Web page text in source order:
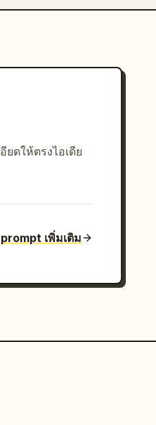
ยดให้ตรงไอเดีย
เพิ่มเติม